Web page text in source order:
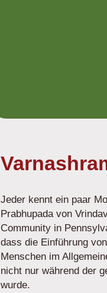
Jeder kennt ein paar
Prabhupada von
Community in
dass die Einführung
Menschen im
nicht nur während der
wurde.